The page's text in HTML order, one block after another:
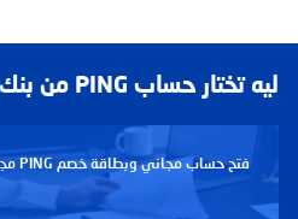
ليه تختار حساب PING من بنك أبوظبي الأول مصر؟
فتح حساب مجاني وبطاقة خصم PING مجانية.